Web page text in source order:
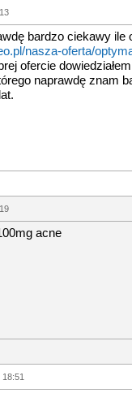
bardzo ciekawy
nasza-oferta/
ofercie
naprawdę znam
acne